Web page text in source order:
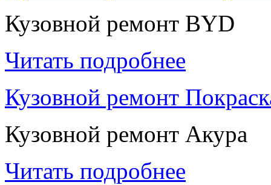
Кузовной ремонт BYD
Читать подробнее
Кузовной ремонт
Кузовной ремонт Акура
Читать подробнее